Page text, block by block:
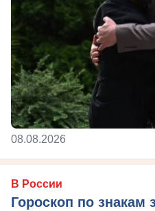
08.08.2026
В России
Гороскоп по знакам